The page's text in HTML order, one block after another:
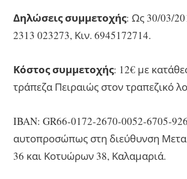
Δηλώσεις συμμετοχής: Ως 30/03/
2313 023273, Κιν. 6945172714.
Κόστος συμμετοχής: 12€ με
τράπεζα Πειραιώς στον τραπεζικό
IBAN: GR66-0172-2670-0052-6705-
αυτοπροσώπως στη διεύθυνση
36 και Κοτυώρων 38, Καλαμαριά.